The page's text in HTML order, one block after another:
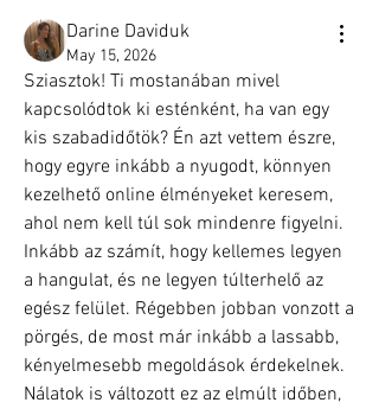
Darine Daviduk
May 15, 2026
Sziasztok! Ti mostanában mivel
kapcsolódtok ki esténként, ha van egy
kis szabadidőtök? Én azt vettem észre,
hogy egyre inkább a nyugodt, könnyen
kezelhető online élményeket keresem,
ahol nem kell túl sok mindenre figyelni.
Inkább az számít, hogy kellemes legyen
a hangulat, és ne legyen túlterhelő az
egész felület. Régebben jobban vonzott a
pörgés, de most már inkább a lassabb,
kényelmesebb megoldások érdekelnek.
Nálatok is változott ez az elmúlt időben,